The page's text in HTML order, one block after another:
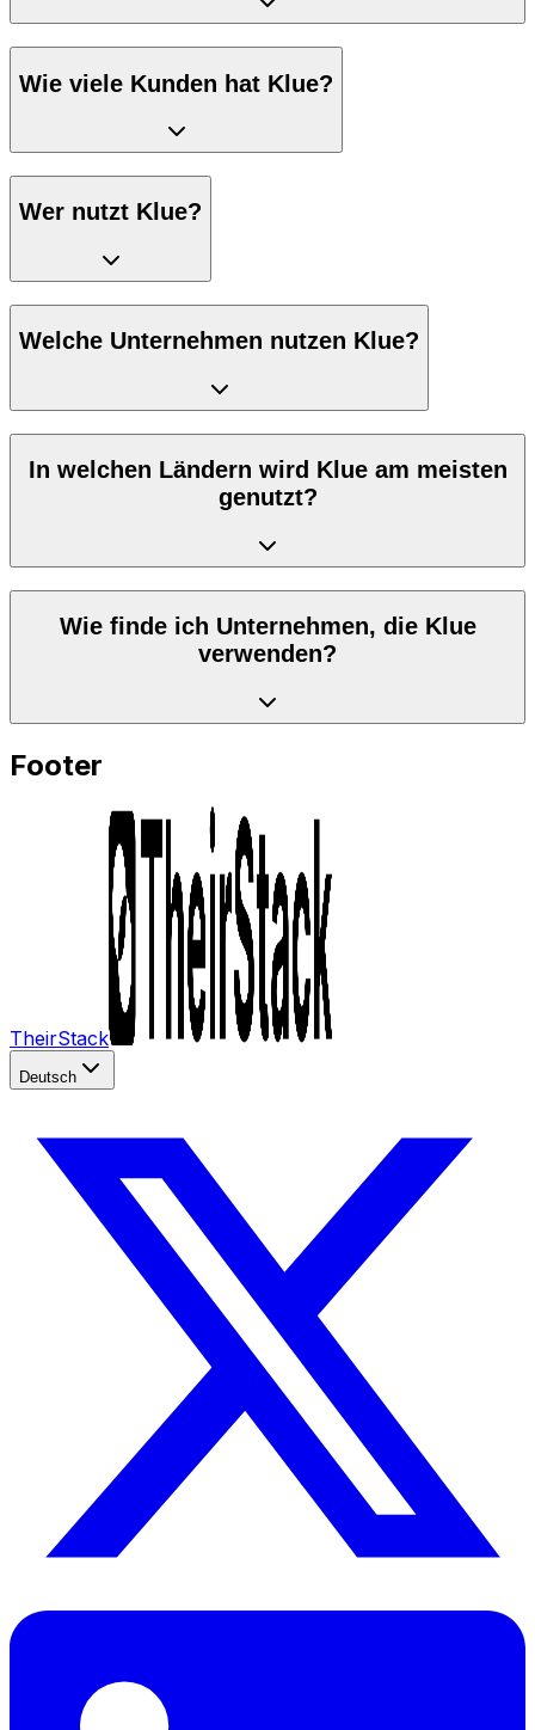
Wie viele Kunden hat Klue?
Wer nutzt Klue?
Welche Unternehmen nutzen Klue?
In welchen Ländern wird Klue am meisten
genutzt?
Wie finde ich Unternehmen, die Klue
verwenden?
Footer
TheirStack
Deutsch